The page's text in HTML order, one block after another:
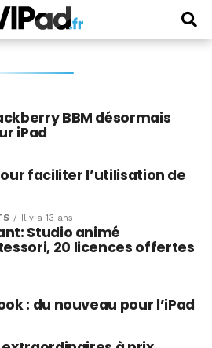
BBM désormais
iPad
faciliter l’utilisation de
Il y a 13 ans
Studio animé
20 licences offertes
: du nouveau pour l’iPad